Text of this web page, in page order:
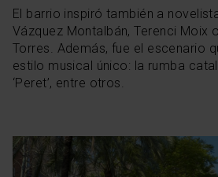
El barrio inspiró también a
Vázquez Montalbán, Terenci Moix
Torres. Además, fue el escenario
estilo musical único: la rumba
‘Peret’, entre otros.